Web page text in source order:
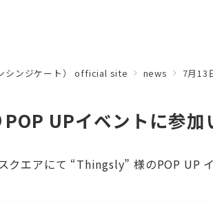
シンジケート） official site news 7月13
UPイベントに参加
クエアにて “Thingsly” 様のPOP UP